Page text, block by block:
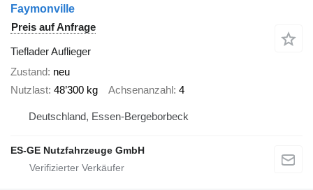
Faymonville
Preis auf Anfrage
Tieflader Auflieger
Zustand neu
Nutzlast 48’300 kg Achsenanzahl 4
Deutschland, Essen-Bergeborbeck
ES-GE Nutzfahrzeuge GmbH